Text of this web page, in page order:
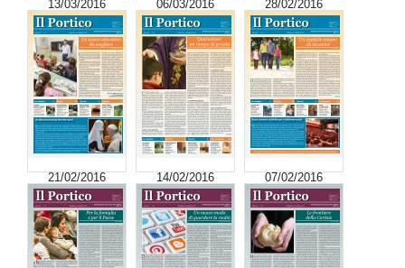
13/03/2016 06/03/2016 28/02/2016
21/02/2016 14/02/2016 07/02/2016